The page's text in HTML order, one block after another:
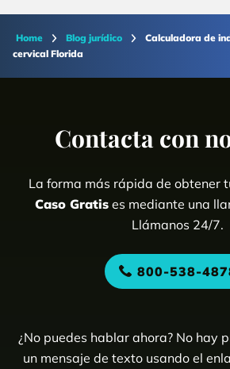
Home Blog jurídico
Calculadora de
cervical Florida
Contacta con
La forma más rápida de obtener
Caso Gratis es mediante una
Llámanos 24/7.
800-538-
¿No puedes hablar ahora? No hay
un mensaje de texto usando el